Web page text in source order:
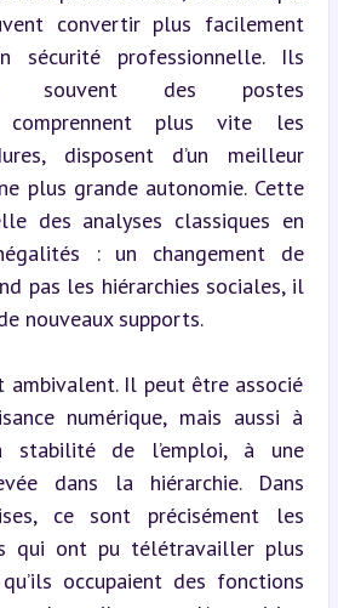
convertir plus facilement
sécurité professionnelle. Ils
souvent des postes
comprennent plus vite les
disposent d’un meilleur
plus grande autonomie. Cette
des analyses classiques en
: un changement de
pas les hiérarchies sociales, il
nouveaux supports.
ambivalent. Il peut être associé
numérique, mais aussi à
stabilité de l’emploi, à une
dans la hiérarchie. Dans
ce sont précisément les
qui ont pu télétravailler plus
occupaient des fonctions